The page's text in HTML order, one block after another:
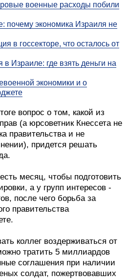
военные расходы побили
почему экономика Израиля не
в госсекторе, что осталось от
Израиле: где взять деньги на
экономики и о
вопрос о том, какой из
(а юрсоветник Кнессета не
правительства и не
придется решать
месяц, чтобы подготовить
а у групп интересов -
после чего борьба за
правительства
коллег воздерживаться от
тратить 5 миллиардов
соглашения при наличии
солдат, пожертвовавших